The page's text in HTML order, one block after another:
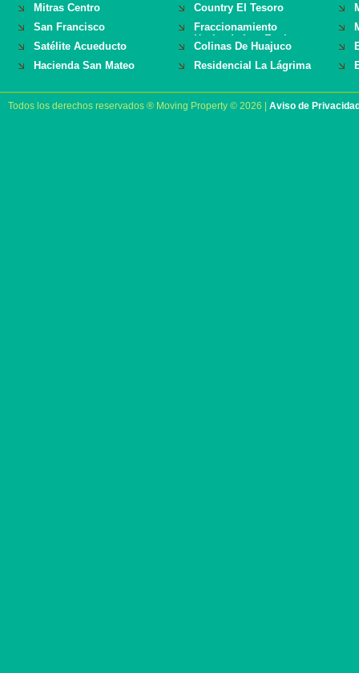
Mitras Centro Country El Tesoro
San Francisco
Fraccionamiento
Hacienda Los Encinos
Satélite Acueducto
Colinas De Huajuco
Hacienda San Mateo
Residencial La Lágrima
Todos los derechos reservados ® Moving Property © 2026 | Aviso de